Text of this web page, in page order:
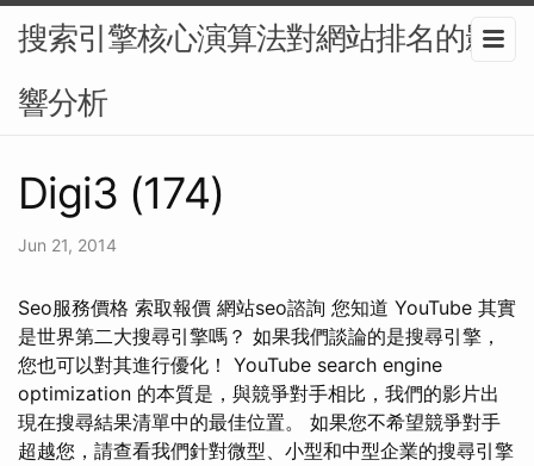
搜索引擎核心演算法對網站排名的影
響分析
Digi3 (174)
Jun 21, 2014
Seo服務價格 索取報價 網站seo諮詢 您知道 YouTube 其實
是世界第二大搜尋引擎嗎？ 如果我們談論的是搜尋引擎，
您也可以對其進行優化！ YouTube search engine
optimization 的本質是，與競爭對手相比，我們的影片出
現在搜尋結果清單中的最佳位置。 如果您不希望競爭對手
超越您，請查看我們針對微型、小型和中型企業的搜尋引擎